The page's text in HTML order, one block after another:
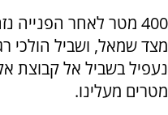
400 מטר לאחר
מצד שמאל, ושביל הולכי
מטרים מעלינו.